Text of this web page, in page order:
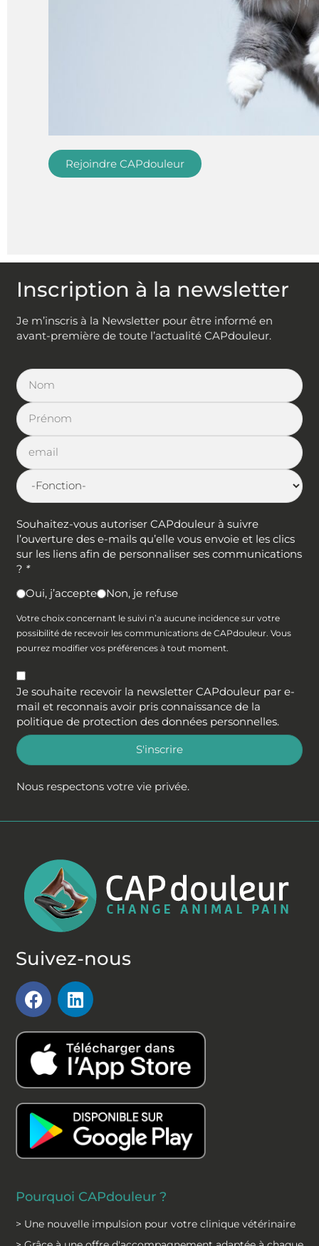
Rejoindre CAPdouleur
Inscription à la newsletter
Je m’inscris à la Newsletter pour être informé en
avant-première de toute l’actualité CAPdouleur.
Souhaitez-vous autoriser CAPdouleur à suivre
l’ouverture des e-mails qu’elle vous envoie et les clics
sur les liens afin de personnaliser ses communications
? *
Oui, j’accepte
Non, je refuse
Votre choix concernant le suivi n’a aucune incidence sur votre
possibilité de recevoir les communications de CAPdouleur. Vous
pourrez modifier vos préférences à tout moment.
Je souhaite recevoir la newsletter CAPdouleur par e-
mail et reconnais avoir pris connaissance de la
politique de protection des données personnelles.
S'inscrire
Nous respectons votre vie privée.
Suivez-nous
F
a
b
o
k
L
i
k
e
d
n
Pourquoi CAPdouleur ?
> Une nouvelle impulsion pour votre clinique vétérinaire